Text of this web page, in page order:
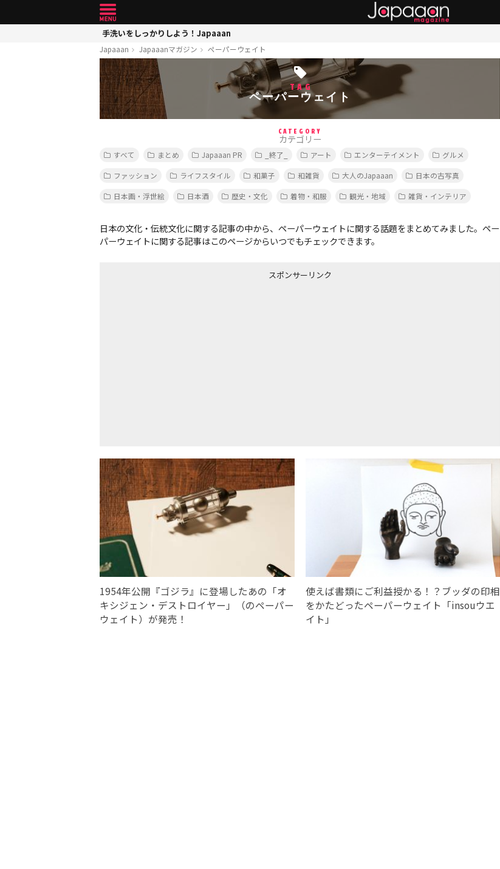
手洗いをしっかりしよう！Japaaan
Japaaan Japaaanマガジン ペーパーウェイト
TAG
ペーパーウェイト
CATEGORY
カテゴリー
すべて まとめ Japaaan PR _終了_ アート エンターテイメント
グルメ
ファッション
ライフスタイル 和菓子 和雑貨 大人のJapaaan
日本の古写真
日本画・浮世絵
日本酒 歴史・文化 着物・和服 観光・地域 雑貨・インテリア
日本の文化・伝統文化に関する記事の中から、ペーパーウェイトに関する話題をまとめてみました。ペー
パーウェイトに関する記事はこのページからいつでもチェックできます。
スポンサーリンク
1954年公開『ゴジラ』に登場したあの「オ
キシジェン・デストロイヤー」（のペーパー
ウェイト）が発売！
使えば書類にご利益授かる！？ブッダの印相
をかたどったペーパーウェイト「insouウエ
イト」